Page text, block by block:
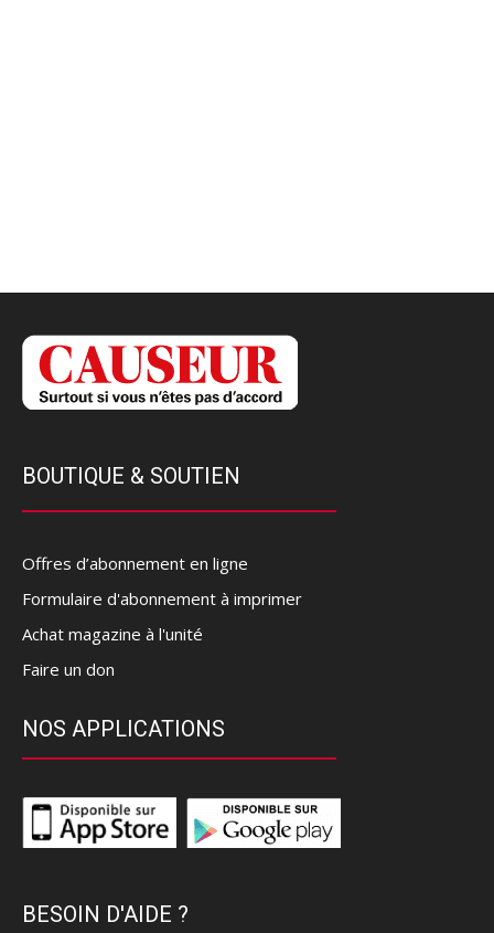
BOUTIQUE & SOUTIEN
Offres d’abonnement en ligne
Formulaire d'abonnement à imprimer
Achat magazine à l'unité
Faire un don
NOS APPLICATIONS
BESOIN D'AIDE ?